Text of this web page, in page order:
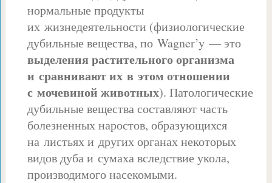
нормальные продукты
их жизнедеятельности (физиологические
дубильные вещества, по Wagner’y — это
выделения растительного организма
и сравнивают их в этом отношении
с мочевиной животных). Патологические
дубильные вещества составляют часть
болезненных наростов, образующихся
на листьях и других органах некоторых
видов дуба и сумаха вследствие укола,
производимого насекомыми.